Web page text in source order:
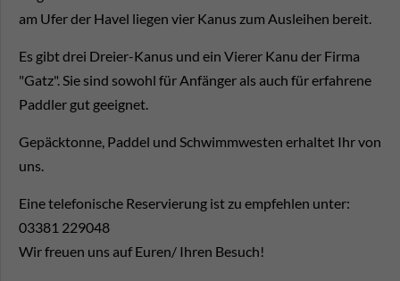
am Ufer der Havel liegen vier Kanus zum Ausleihen bereit.
Es gibt drei Dreier-Kanus und ein Vierer Kanu der Firma
"Gatz". Sie sind sowohl für Anfänger als auch für erfahrene
Paddler gut geeignet.
Gepäcktonne, Paddel und Schwimmwesten erhaltet Ihr von
uns.
Eine telefonische Reservierung ist zu empfehlen unter:
03381 229048
Wir freuen uns auf Euren/ Ihren Besuch!